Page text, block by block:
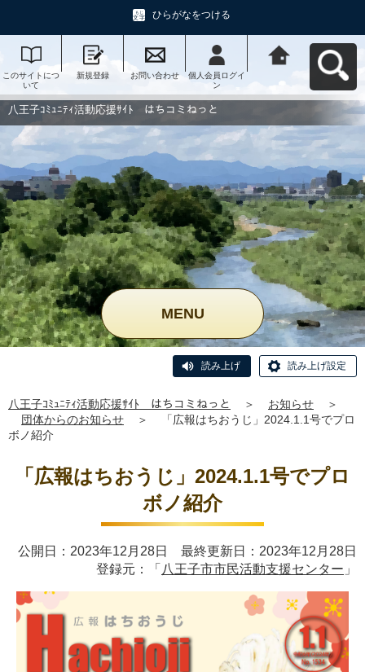
ひらがなをつける
このサイトにつ
いて
新規登録 お問い合わせ
個人会員ログイ
ン
動応援ｻｲﾄ はち
コミねっとへ戻
八王子ｺﾐｭﾆﾃｨ活動応援ｻｲﾄ はちコミねっと
MENU
読み上げ 読み上げ設定
八王子ｺﾐｭﾆﾃｨ活動応援ｻｲﾄ はちコミねっと ＞ お知らせ
＞
団体からのお知らせ
＞
「広報はちおうじ」2024.1.1号でプロ
ボノ紹介
「広報はちおうじ」2024.1.1号でプロ
ボノ紹介
公開日：2023年12月28日 最終更新日：2023年12月28日
登録元：「 八王子市市民活動支援センター 」